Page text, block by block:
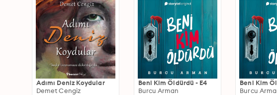
Adımı Deniz Koydular
Demet Cengiz
Beni Kim Öldürdü - E4
Burcu Arman
Beni Kim
Burcu